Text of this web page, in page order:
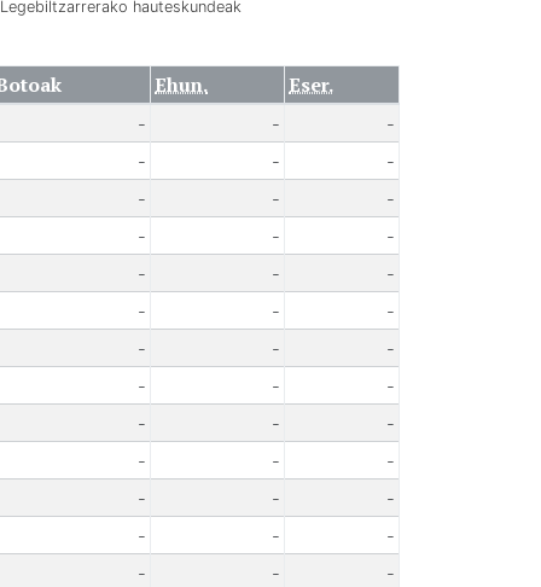
hauteskundeak
Ehun.
Eser.
- -
-
- -
-
- -
-
- -
-
- -
-
- -
-
- -
-
- -
-
- -
-
- -
-
- -
-
- -
-
- -
-